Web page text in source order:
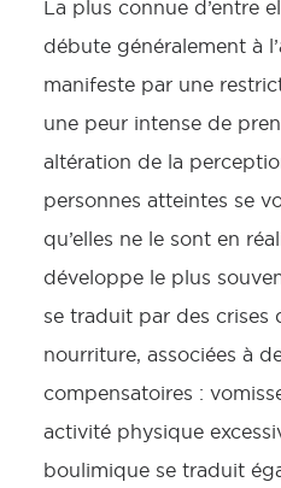
La plus connue d’entre
débute généralement à
manifeste par une
une peur intense de
altération de la
personnes atteintes se
qu’elles ne le sont en
développe le plus
se traduit par des crises
nourriture, associées à
compensatoires :
activité physique
boulimique se traduit